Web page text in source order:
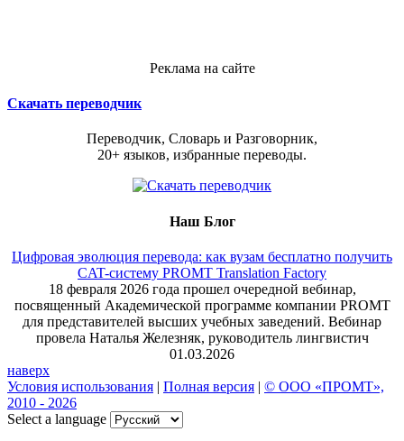
Реклама на сайте
Скачать переводчик
Переводчик, Словарь и Разговорник,
20+ языков, избранные переводы.
Наш Блог
Цифровая эволюция перевода: как вузам бесплатно получить
CAT-систему PROMT Translation Factory
18 февраля 2026 года прошел очередной вебинар,
посвященный Академической программе компании PROMT
для представителей высших учебных заведений. Вебинар
провела Наталья Железняк, руководитель лингвистич
01.03.2026
наверх
Условия использования | Полная версия | © ООО «ПРОМТ»,
2010 - 2026
Select a language